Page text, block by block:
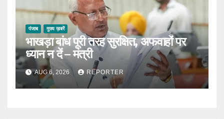
पंजाब मुख्य ख़बरें
भाखड़ा बांध पूरी तरह सुरक्षित, अफवाहों पर
ध्यान न दें – मंत्री
AUG 6, 2026 REPORTER